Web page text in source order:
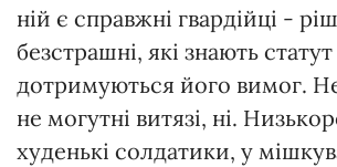
ній є справжні гвардійці -
безстрашні, які знають статут
дотримуються його вимог. Не
не могутні витязі, ні.
худенькі солдатики, у